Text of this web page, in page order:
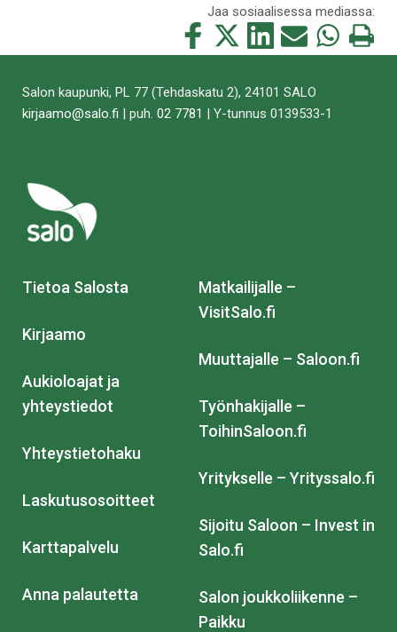
Jaa sosiaalisessa mediassa:
Jaa
tämä
Jaa
tämä
Jaa
tämä
Jaa
tämä
Jaa
tämä
Tulosta
tämä
Salon kaupunki, PL 77 (Tehdaskatu 2), 24101 SALO
kirjaamo@salo.fi | puh. 02 7781 | Y-tunnus 0139533-1
Tietoa Salosta
Kirjaamo
Aukioloajat ja
yhteystiedot
Yhteystietohaku
Laskutusosoitteet
Karttapalvelu
Anna palautetta
Matkailijalle –
VisitSalo.fi
Muuttajalle – Saloon.fi
Työnhakijalle –
ToihinSaloon.fi
Yritykselle – Yrityssalo.fi
Sijoitu Saloon – Invest in
Salo.fi
Salon joukkoliikenne –
Paikku